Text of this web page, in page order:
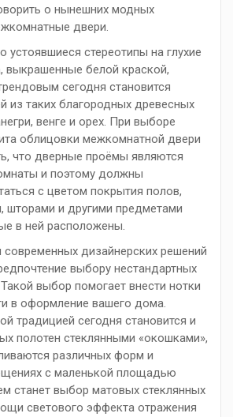
о нынешних модных
двери.
устоявшиеся стереотипы на глухие
выкрашенные белой краской,
сегодня становится
из таких благородных древесных
венге и орех. При выборе
облицовки межкомнатной двери
что дверные проёмы являются
и поэтому должны
с цветом покрытия полов,
шторами и другими предметами
в ней расположены.
дизайнерских решений
выбору нестандартных
выбор помогает внести нотки
в оформление вашего дома.
традицией сегодня становится и
полотен стеклянными «окошками»,
различных форм и
с маленькой площадью
станет выбор матовых стеклянных
светового эффекта отражения